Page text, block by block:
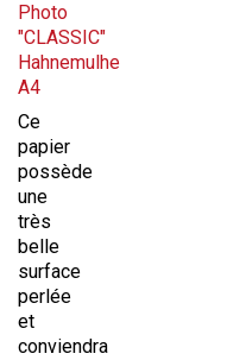
Photo
"CLASSIC"
Hahnemulhe
A4
Ce
papier
possède
une
très
belle
surface
perlée
et
conviendra